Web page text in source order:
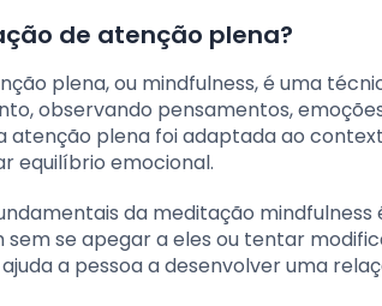
de atenção plena?
plena, ou mindfulness, é uma
observando pensamentos,
atenção plena foi adaptada ao
equilíbrio emocional.
da meditação mindfulness
se apegar a eles ou tentar
a pessoa a desenvolver uma